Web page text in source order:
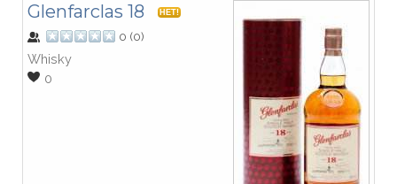
Glenfarclas 18 HET!
0 (0)
Whisky
0